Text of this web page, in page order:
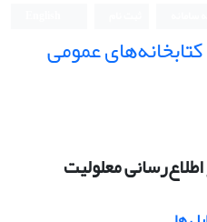
عمومی
معلولیت